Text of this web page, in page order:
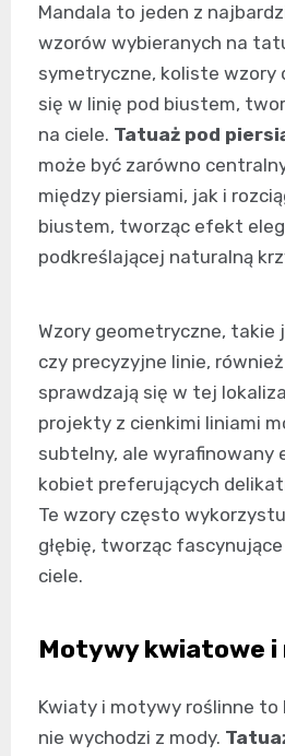
Mandala to jeden z
wzorów wybieranych na
symetryczne, koliste wzory
się w linię pod biustem,
na ciele. Tatuaż pod
może być zarówno
między piersiami, jak i
biustem, tworząc efekt
podkreślającej naturalną
Wzory geometryczne, takie
czy precyzyjne linie,
sprawdzają się w tej
projekty z cienkimi liniami
subtelny, ale wyrafinowany
kobiet preferujących
Te wzory często
głębię, tworząc
ciele.
Motywy kwiatowe i
Kwiaty i motywy roślinne to
nie wychodzi z mody.